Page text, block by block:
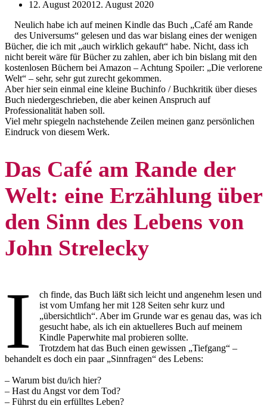
12. August 202012. August 2020
Neulich habe ich auf meinen Kindle das Buch „Café am Rande
des Universums“ gelesen und das war bislang eines der wenigen
Bücher, die ich mit „auch wirklich gekauft“ habe. Nicht, dass ich
nicht bereit wäre für Bücher zu zahlen, aber ich bin bislang mit den
kostenlosen Büchern bei Amazon – Achtung Spoiler: „Die verlorene
Welt“ – sehr, sehr gut zurecht gekommen.
Aber hier sein einmal eine kleine Buchinfo / Buchkritik über dieses
Buch niedergeschrieben, die aber keinen Anspruch auf
Professionalität haben soll.
Viel mehr spiegeln nachstehende Zeilen meinen ganz persönlichen
Eindruck von diesem Werk.
Das Café am Rande der
Welt: eine Erzählung über
den Sinn des Lebens von
John Strelecky
I
ch finde, das Buch läßt sich leicht und angenehm lesen und
ist vom Umfang her mit 128 Seiten sehr kurz und
„übersichtlich“. Aber im Grunde war es genau das, was ich
gesucht habe, als ich ein aktuelleres Buch auf meinem
Kindle Paperwhite mal probieren sollte.
Trotzdem hat das Buch einen gewissen „Tiefgang“ –
behandelt es doch ein paar „Sinnfragen“ des Lebens:
– Warum bist du/ich hier?
– Hast du Angst vor dem Tod?
– Führst du ein erfülltes Leben?